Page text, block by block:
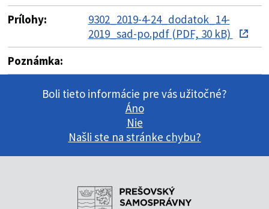
Prílohy:
9302_2019-4-24_dodatok_14-
2019_sad-po.pdf (PDF, 30 kB)
Poznámka:
Boli tieto informácie pre vás užitočné?
Áno
Nie
Našli ste na stránke chybu?